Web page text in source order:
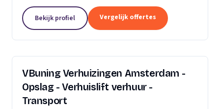
verhuisproces te transformeren in een naadloze en...
Bekijk profiel Vergelijk offertes
VBuning Verhuizingen Amsterdam -
Opslag - Verhuislift verhuur -
Transport